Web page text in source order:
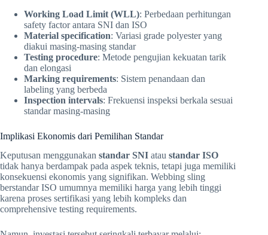
Working Load Limit (WLL): Perbedaan perhitungan
safety factor antara SNI dan ISO
Material specification: Variasi grade polyester yang
diakui masing-masing standar
Testing procedure: Metode pengujian kekuatan tarik
dan elongasi
Marking requirements: Sistem penandaan dan
labeling yang berbeda
Inspection intervals: Frekuensi inspeksi berkala sesuai
standar masing-masing
Implikasi Ekonomis dari Pemilihan Standar
Keputusan menggunakan standar SNI atau standar ISO
tidak hanya berdampak pada aspek teknis, tetapi juga memiliki
konsekuensi ekonomis yang signifikan. Webbing sling
berstandar ISO umumnya memiliki harga yang lebih tinggi
karena proses sertifikasi yang lebih kompleks dan
comprehensive testing requirements.